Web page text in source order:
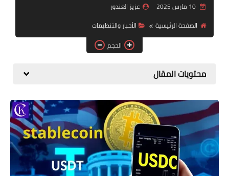
التداول والاستثمار
الميتافيرس وNFT
10 مارس 2025
عزيز الغندور
الصفحة الرئيسية
الأخبار والتنظيمات
الحجم
محتويات المقال